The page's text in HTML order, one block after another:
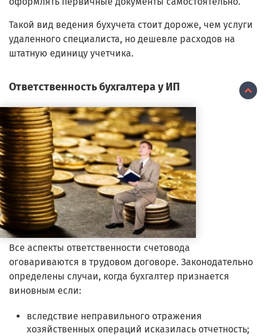
Такой вид ведения бухучета стоит дороже, чем услуги
удаленного специалиста, но дешевле расходов на
штатную единицу учетчика.
Ответственность бухгалтера у ИП
Все аспекты ответственности счетовода
оговариваются в трудовом договоре. Законодательно
определены случаи, когда бухгалтер признается
виновным если:
вследствие неправильного отражения
хозяйственных операций исказилась отчетность;